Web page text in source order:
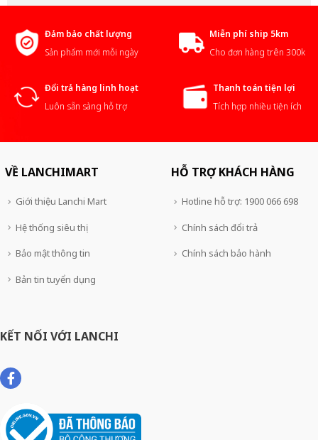
Đảm bảo chất lượng
Sản phẩm mới mỗi ngày
Miễn phí ship 5km
Cho đơn hàng trên 300k
Đổi trả hàng linh hoạt
Luôn sẵn sàng hỗ trợ
Thanh toán tiện lợi
Tích hợp nhiều tiện ích
VỀ LANCHIMART
Giới thiệu Lanchi Mart
Hệ thống siêu thị
Bảo mật thông tin
Bản tin tuyển dụng
HỖ TRỢ KHÁCH HÀNG
Hotline hỗ trợ: 1900 066 698
Chính sách đổi trả
Chính sách bảo hành
KẾT NỐI VỚI LANCHI